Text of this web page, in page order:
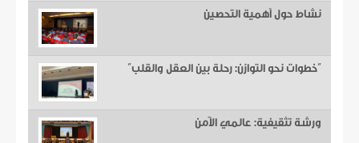
نشاط حول أهمية التحصين
“خطوات نحو التوازن: رحلة بين العقل والقلب”
ورشة تثقيفية: عالمي الآمن